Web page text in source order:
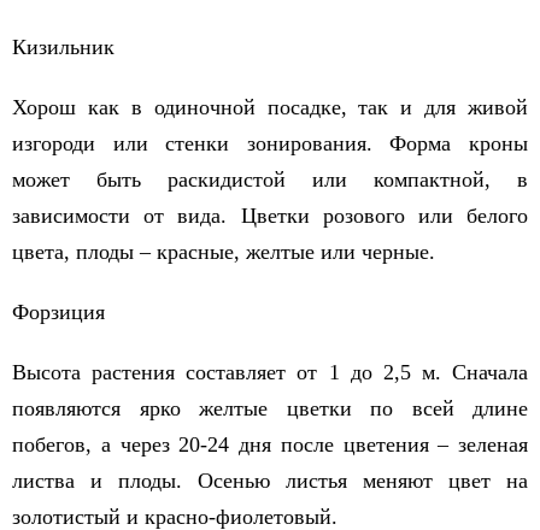
Кизильник
Хорош как в одиночной посадке, так и для живой
изгороди или стенки зонирования. Форма кроны
может быть раскидистой или компактной, в
зависимости от вида. Цветки розового или белого
цвета, плоды – красные, желтые или черные.
Форзиция
Высота растения составляет от 1 до 2,5 м. Сначала
появляются ярко желтые цветки по всей длине
побегов, а через 20-24 дня после цветения – зеленая
листва и плоды. Осенью листья меняют цвет на
золотистый и красно-фиолетовый.